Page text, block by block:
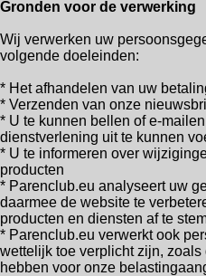
Gronden voor de verwerking
Wij verwerken uw
volgende doeleinden:
* Het afhandelen van uw
* Verzenden van onze
* U te kunnen bellen of e-
dienstverlening uit te kunnen
* U te informeren over
producten
* Parenclub.eu analyseert uw
daarmee de website te
producten en diensten af te
* Parenclub.eu verwerkt ook
wettelijk toe verplicht zijn,
hebben voor onze